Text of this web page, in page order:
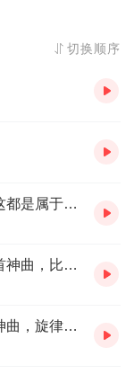
切换顺序
一口气带你听完当年炸街的50首神曲，这都是属于8090后青春记忆的歌单
一口气带你听完当年火遍大街小巷的40首神曲，比学猫叫不知道要好听多少倍？
一口气带你听完当年爆火的50首台偶剧神曲，旋律响起，DNA动了！